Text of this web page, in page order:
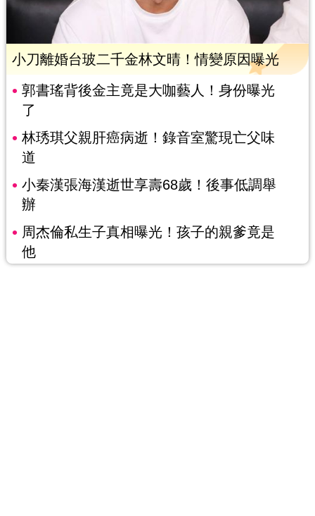
小刀離婚台玻二千金林文晴！情變原因曝光
郭書瑤背後金主竟是大咖藝人！身份曝光
了
林琇琪父親肝癌病逝！錄音室驚現亡父味
道
小秦漢張海漢逝世享壽68歲！後事低調舉
辦
周杰倫私生子真相曝光！孩子的親爹竟是
他